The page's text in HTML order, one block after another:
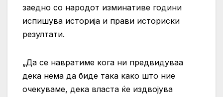
заедно со народот изминативе години
испишува историја и прави историски
резултати.
„Да се навратиме кога ни предвидуваа
дека нема да биде така како што ние
очекуваме, дека власта ќе издвојува